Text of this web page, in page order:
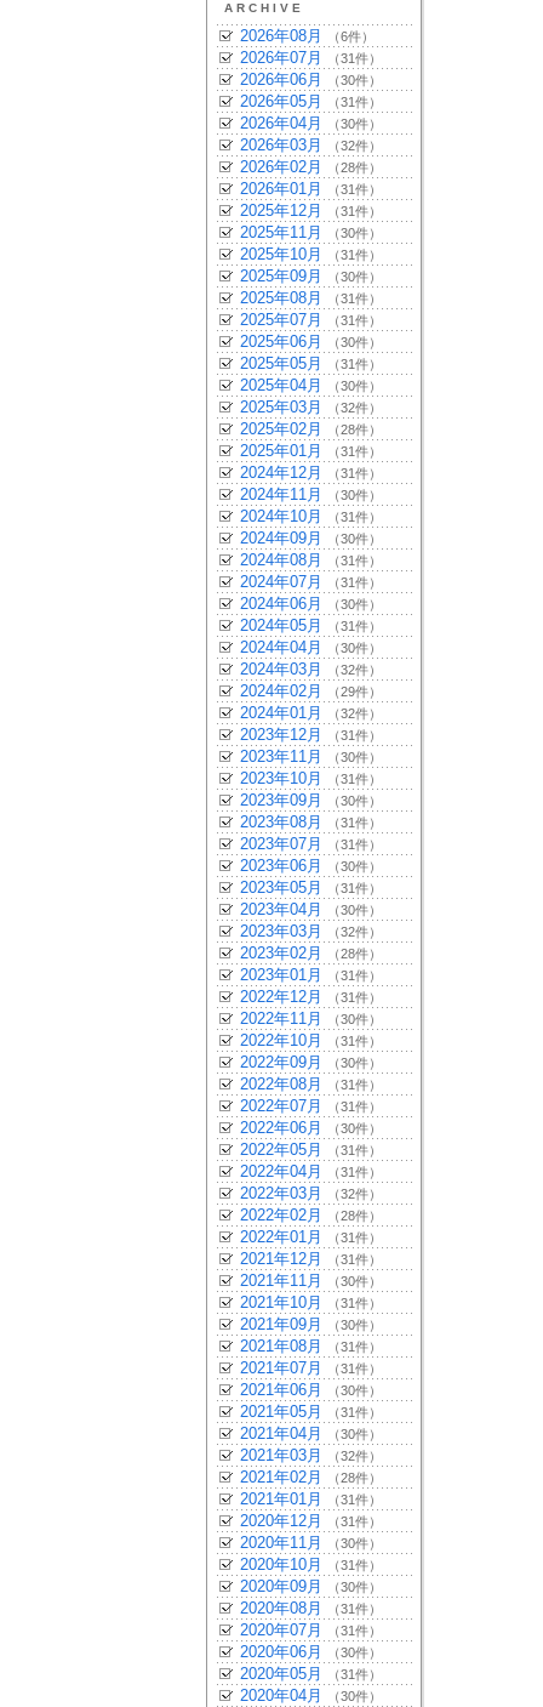
ARCHIVE
2026年08月 （6件）
2026年07月 （31件）
2026年06月 （30件）
2026年05月 （31件）
2026年04月 （30件）
2026年03月 （32件）
2026年02月 （28件）
2026年01月 （31件）
2025年12月 （31件）
2025年11月 （30件）
2025年10月 （31件）
2025年09月 （30件）
2025年08月 （31件）
2025年07月 （31件）
2025年06月 （30件）
2025年05月 （31件）
2025年04月 （30件）
2025年03月 （32件）
2025年02月 （28件）
2025年01月 （31件）
2024年12月 （31件）
2024年11月 （30件）
2024年10月 （31件）
2024年09月 （30件）
2024年08月 （31件）
2024年07月 （31件）
2024年06月 （30件）
2024年05月 （31件）
2024年04月 （30件）
2024年03月 （32件）
2024年02月 （29件）
2024年01月 （32件）
2023年12月 （31件）
2023年11月 （30件）
2023年10月 （31件）
2023年09月 （30件）
2023年08月 （31件）
2023年07月 （31件）
2023年06月 （30件）
2023年05月 （31件）
2023年04月 （30件）
2023年03月 （32件）
2023年02月 （28件）
2023年01月 （31件）
2022年12月 （31件）
2022年11月 （30件）
2022年10月 （31件）
2022年09月 （30件）
2022年08月 （31件）
2022年07月 （31件）
2022年06月 （30件）
2022年05月 （31件）
2022年04月 （31件）
2022年03月 （32件）
2022年02月 （28件）
2022年01月 （31件）
2021年12月 （31件）
2021年11月 （30件）
2021年10月 （31件）
2021年09月 （30件）
2021年08月 （31件）
2021年07月 （31件）
2021年06月 （30件）
2021年05月 （31件）
2021年04月 （30件）
2021年03月 （32件）
2021年02月 （28件）
2021年01月 （31件）
2020年12月 （31件）
2020年11月 （30件）
2020年10月 （31件）
2020年09月 （30件）
2020年08月 （31件）
2020年07月 （31件）
2020年06月 （30件）
2020年05月 （31件）
2020年04月 （30件）